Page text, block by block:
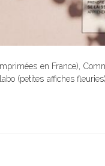
en France),
(petites affiches